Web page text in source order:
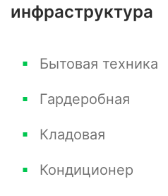
инфраструктура
Бытовая техника
Гардеробная
Кладовая
Кондиционер